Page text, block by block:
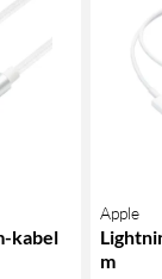
kabel
Apple
m